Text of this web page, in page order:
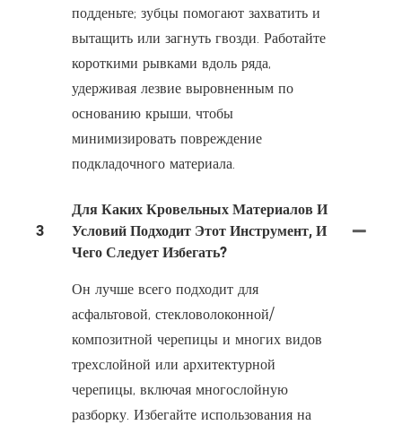
подденьте; зубцы помогают захватить и
вытащить или загнуть гвозди. Работайте
короткими рывками вдоль ряда,
удерживая лезвие выровненным по
основанию крыши, чтобы
минимизировать повреждение
подкладочного материала.
3
Для Каких Кровельных Материалов И
Условий Подходит Этот Инструмент, И
Чего Следует Избегать?
Он лучше всего подходит для
асфальтовой, стекловолоконной/
композитной черепицы и многих видов
трехслойной или архитектурной
черепицы, включая многослойную
разборку. Избегайте использования на